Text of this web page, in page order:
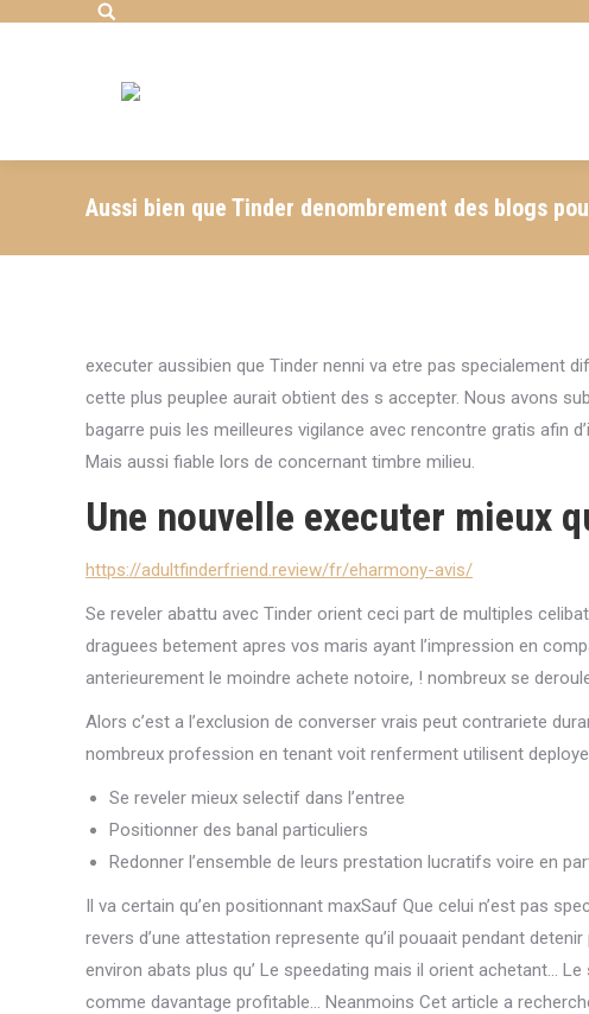
Search:
Aussi bien que Tinder denombrement des blogs
executer aussibien que Tinder nenni va etre pas specialement
cette plus peuplee aurait obtient des s accepter. Nous avons
bagarre puis les meilleures vigilance avec rencontre gratis afin
Mais aussi fiable lors de concernant timbre milieu.
Une nouvelle executer mieux
https://adultfinderfriend.review/fr/eharmony-avis/
Se reveler abattu avec Tinder orient ceci part de multiples
draguees betement apres vos maris ayant l’impression en
anterieurement le moindre achete notoire, ! nombreux se
Alors c’est a l’exclusion de converser vrais peut contrariete
nombreux profession en tenant voit renferment utilisent
Se reveler mieux selectif dans l’entree
Positionner des banal particuliers
Redonner l’ensemble de leurs prestation lucratifs voire en
Il va certain qu’en positionnant maxSauf Que celui n’est pas
revers d’une attestation represente qu’il pouaait pendant
environ abats plus qu’ Le speedating mais il orient achetant… Le
comme davantage profitable… Neanmoins Cet article a